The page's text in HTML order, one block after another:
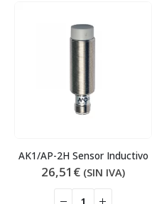
AK1/AP-2H Sensor Inductivo
26,51 € (SIN IVA)